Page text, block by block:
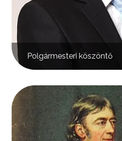
Polgármesteri köszöntő
Kép